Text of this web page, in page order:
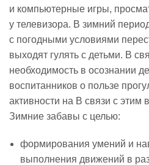
Реализация соц заказа
Напишите нам
и компьютерные игры,
у телевизора. В зимний
с погодными условиями
выходят гулять с детьми. В
необходимость в осознании
воспитанников о пользе
активности на В связи с
Зимние забавы с целью:
формирования умений и
выполнения движений в